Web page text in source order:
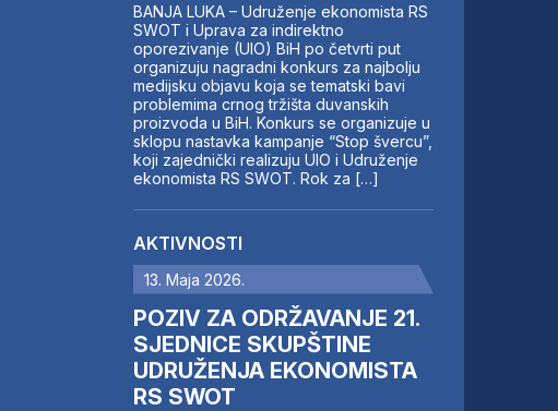
BANJA LUKA – Udruženje ekonomista RS
SWOT i Uprava za indirektno
oporezivanje (UIO) BiH po četvrti put
organizuju nagradni konkurs za najbolju
medijsku objavu koja se tematski bavi
problemima crnog tržišta duvanskih
proizvoda u BiH. Konkurs se organizuje u
sklopu nastavka kampanje “Stop švercu”,
koji zajednički realizuju UIO i Udruženje
ekonomista RS SWOT. Rok za […]
AKTIVNOSTI
13. Maja 2026.
POZIV ZA ODRŽAVANJE 21.
SJEDNICE SKUPŠTINE
UDRUŽENJA EKONOMISTA
RS SWOT